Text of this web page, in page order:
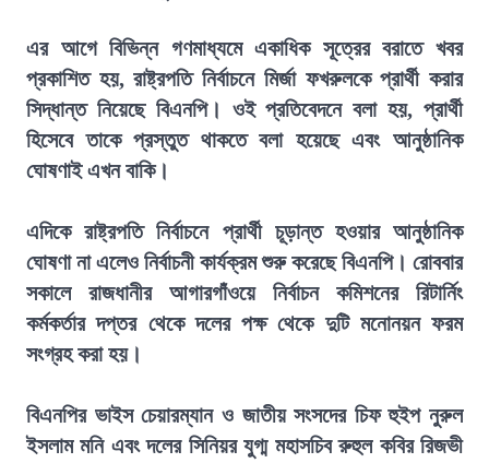
এর আগে বিভিন্ন গণমাধ্যমে একাধিক সূত্রের বরাতে খবর
প্রকাশিত হয়, রাষ্ট্রপতি নির্বাচনে মির্জা ফখরুলকে প্রার্থী করার
সিদ্ধান্ত নিয়েছে বিএনপি। ওই প্রতিবেদনে বলা হয়, প্রার্থী
হিসেবে তাকে প্রস্তুত থাকতে বলা হয়েছে এবং আনুষ্ঠানিক
ঘোষণাই এখন বাকি।
এদিকে রাষ্ট্রপতি নির্বাচনে প্রার্থী চূড়ান্ত হওয়ার আনুষ্ঠানিক
ঘোষণা না এলেও নির্বাচনী কার্যক্রম শুরু করেছে বিএনপি। রোববার
সকালে রাজধানীর আগারগাঁওয়ে নির্বাচন কমিশনের রিটার্নিং
কর্মকর্তার দপ্তর থেকে দলের পক্ষ থেকে দুটি মনোনয়ন ফরম
সংগ্রহ করা হয়।
বিএনপির ভাইস চেয়ারম্যান ও জাতীয় সংসদের চিফ হুইপ নুরুল
ইসলাম মনি এবং দলের সিনিয়র যুগ্ম মহাসচিব রুহুল কবির রিজভী